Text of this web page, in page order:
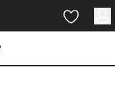
TESCOMA
Hauptinhalt
Zur Suche springen
Zur Navigation springen